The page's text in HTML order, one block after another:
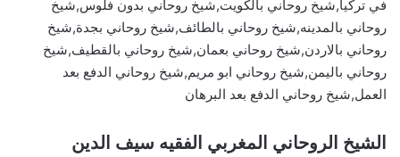
في تركيا,شيخ روحاني بالكويت,شيخ روحاني بدون فلوس,شيخ
روحاني بالمدينه,شيخ روحاني بالطائف,شيخ روحاني بجدة,شيخ
روحاني بالاردن,شيخ روحاني بعمان,شيخ روحاني بالقطيف,شيخ
روحاني باليمن,شيخ روحاني ابو مريم,شيخ روحاني الدفع بعد
العمل,شيخ روحاني الدفع بعد البرهان
الشيخ الروحاني المغربي الفقيه سيف الدين